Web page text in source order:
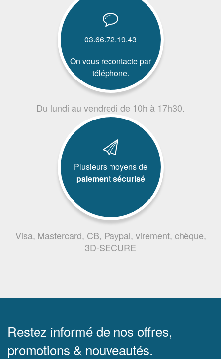
03.66.72.19.43
On vous recontacte par
téléphone.
Du lundi au vendredi de 10h à 17h30.
Plusieurs moyens de
paiement sécurisé
Visa, Mastercard, CB, Paypal, virement, chèque,
3D-SECURE
Restez informé de nos offres,
promotions & nouveautés.